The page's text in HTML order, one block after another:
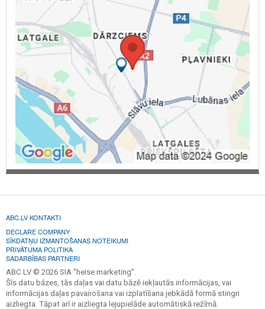
ABC.LV KONTAKTI
DECLARE COMPANY
SĪKDATŅU IZMANTOŠANAS NOTEIKUMI
PRIVĀTUMA POLITIKA
SADARBĪBAS PARTNERI
ABC.LV © 2026 SIA "heise marketing".
Šīs datu bāzes, tās daļas vai datu bāzē iekļautās informācijas, vai
informācijas daļas pavairošana vai izplatīšana jebkādā formā stingri
aizliegta. Tāpat arī ir aizliegta lejupielāde automātiskā režīmā.